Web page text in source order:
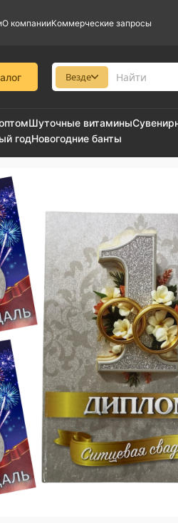
О компанииКоммерческие запросы
Везде
Шуточные витамины
годНовогодние банты